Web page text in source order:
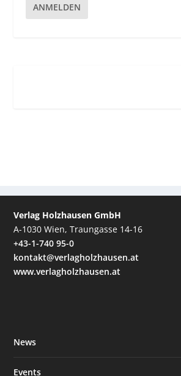
ANMELDEN
Verlag Holzhausen GmbH
A-1030 Wien, Traungasse 14-16
+43-1-740 95-0
kontakt@verlagholzhausen.at
www.verlagholzhausen.at
News
Events